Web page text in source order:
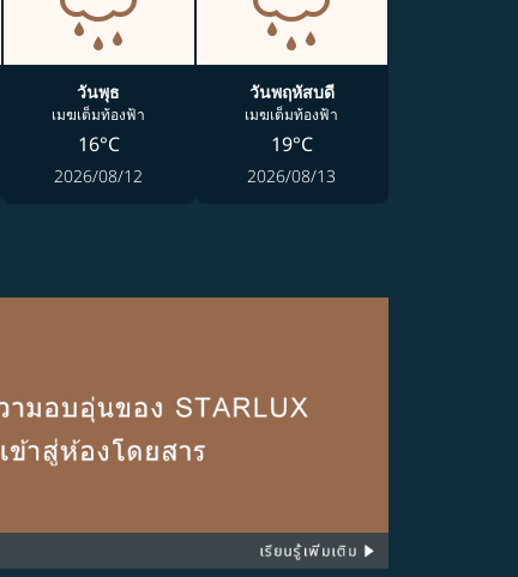
วันพุธ
เมฆเต็มท้องฟ้า
16°C
2026/08/12
วันพฤหัสบดี
เมฆเต็มท้องฟ้า
19°C
2026/08/13